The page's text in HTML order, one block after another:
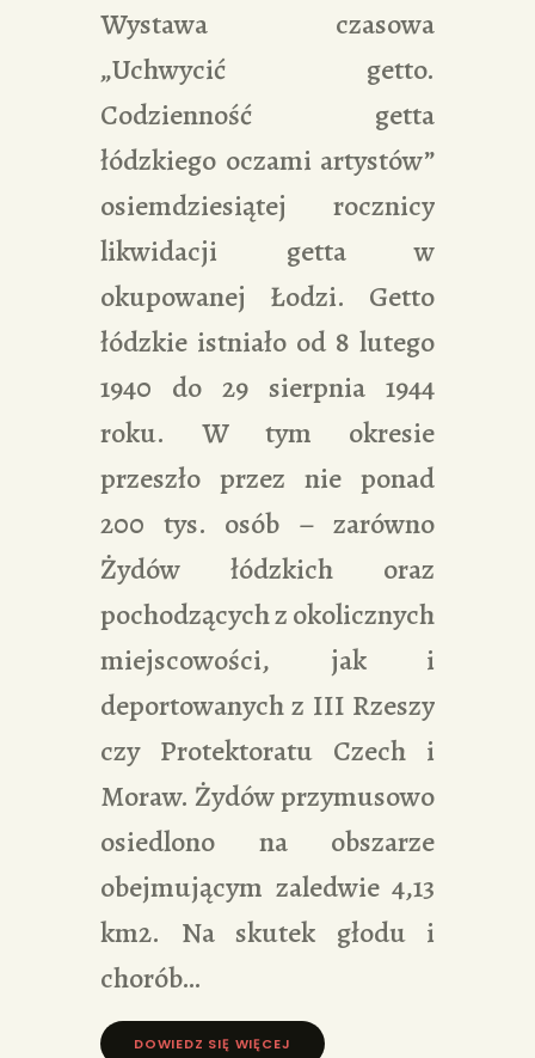
Wystawa czasowa
„Uchwycić getto.
Codzienność getta
łódzkiego oczami artystów”
osiemdziesiątej rocznicy
likwidacji getta w
okupowanej Łodzi. Getto
łódzkie istniało od 8 lutego
1940 do 29 sierpnia 1944
roku. W tym okresie
przeszło przez nie ponad
200 tys. osób – zarówno
Żydów łódzkich oraz
pochodzących z okolicznych
miejscowości, jak i
deportowanych z III Rzeszy
czy Protektoratu Czech i
Moraw. Żydów przymusowo
osiedlono na obszarze
obejmującym zaledwie 4,13
km2. Na skutek głodu i
chorób…
DOWIEDZ SIĘ WIĘCEJ »